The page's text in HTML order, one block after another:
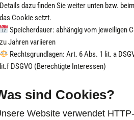
Details dazu finden Sie weiter unten bzw.
das Cookie setzt.
Speicherdauer: abhängig vom jeweiligen
zu Jahren variieren
Rechtsgrundlagen: Art. 6 Abs. 1 lit. a
lit.f DSGVO (Berechtigte Interessen)
sind Cookies?
Website verwendet